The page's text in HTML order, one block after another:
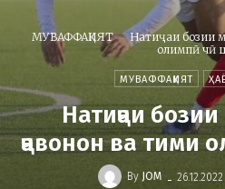
МУВАФФАҚИЯТ
Натиҷаи бозии
олимпӣ чӣ
МУВАФФАҚИЯТ
Натиҷаи
ҷавонон ва тими
By JOM - 26.12.2022